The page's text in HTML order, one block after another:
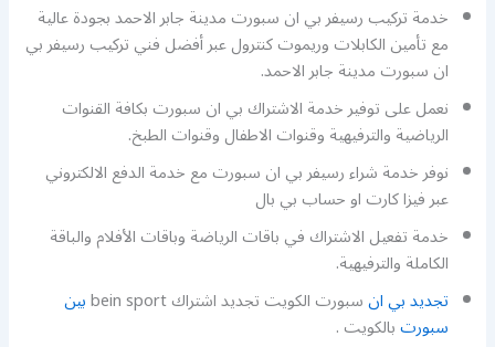
خدمة تركيب رسيفر بي ان سبورت مدينة جابر الاحمد بجودة عالية
مع تأمين الكابلات وريموت كنترول عبر أفضل فني تركيب رسيفر بي
ان سبورت مدينة جابر الاحمد.
نعمل على توفير خدمة الاشتراك بي ان سبورت بكافة القنوات
الرياضية والترفيهية وقنوات الاطفال وقنوات الطبخ.
نوفر خدمة شراء رسيفر بي ان سبورت مع خدمة الدفع الالكتروني
عبر فيزا كارت او حساب بي بال
خدمة تفعيل الاشتراك في باقات الرياضة وباقات الأفلام والباقة
الكاملة والترفيهية.
تجديد بي انسبورت الكويت تجديد اشتراك bein sport بين
سبورتبالكويت .